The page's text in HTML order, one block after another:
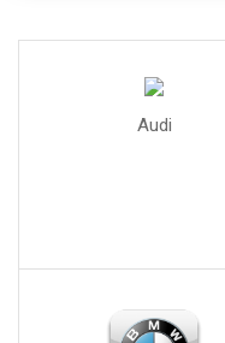
Audi